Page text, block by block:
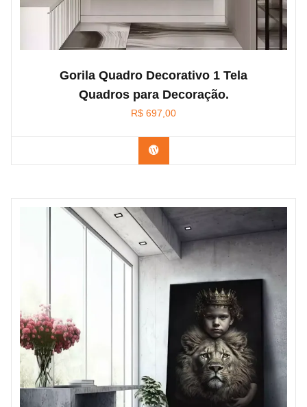
Gorila Quadro Decorativo 1 Tela
Quadros para Decoração.
R$ 697,00
Confira na Amazon